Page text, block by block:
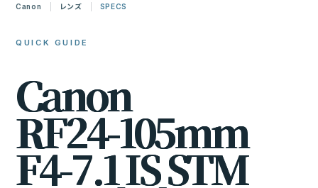
Canon レンズ SPECS
QUICK GUIDE
Canon
RF24-105mm
F4-7.1ISSTM